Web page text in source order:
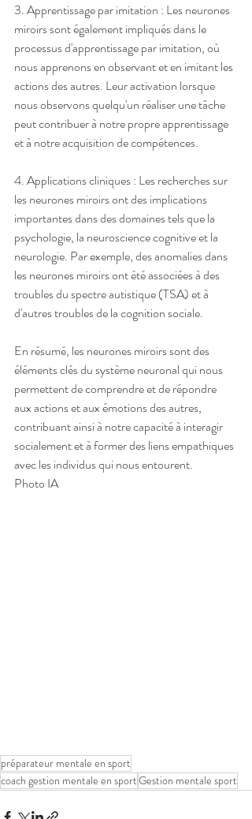
3. Apprentissage par imitation : Les neurones
miroirs sont également impliqués dans le
processus d'apprentissage par imitation, où
nous apprenons en observant et en imitant les
actions des autres. Leur activation lorsque
nous observons quelqu'un réaliser une tâche
peut contribuer à notre propre apprentissage
et à notre acquisition de compétences.
4. Applications cliniques : Les recherches sur
les neurones miroirs ont des implications
importantes dans des domaines tels que la
psychologie, la neuroscience cognitive et la
neurologie. Par exemple, des anomalies dans
les neurones miroirs ont été associées à des
troubles du spectre autistique (TSA) et à
d'autres troubles de la cognition sociale.
En résumé, les neurones miroirs sont des
éléments clés du système neuronal qui nous
permettent de comprendre et de répondre
aux actions et aux émotions des autres,
contribuant ainsi à notre capacité à interagir
socialement et à former des liens empathiques
avec les individus qui nous entourent.
Photo IA
préparateur mentale en sport
coach gestion mentale en sportGestion mentale sport